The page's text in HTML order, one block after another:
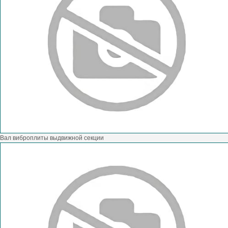
Вал виброплиты выдвижной секции